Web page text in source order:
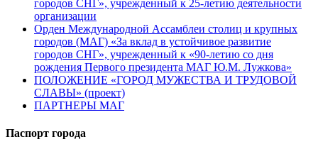
городов СНГ», учрежденный к 25-летию деятельности
организации
Орден Международной Ассамблеи столиц и крупных
городов (МАГ) «За вклад в устойчивое развитие
городов СНГ», учрежденный к «90-летию со дня
рождения Первого президента МАГ Ю.М. Лужкова»
ПОЛОЖЕНИЕ «ГОРОД МУЖЕСТВА И ТРУДОВОЙ
СЛАВЫ» (проект)
ПАРТНЕРЫ МАГ
Паспорт города